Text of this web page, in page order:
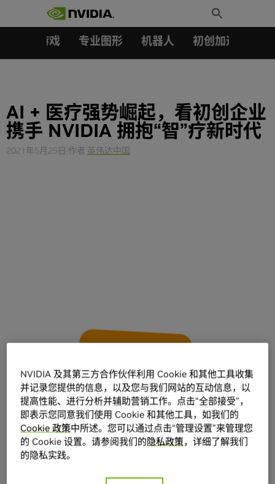
Toggle
Search
游戏 专业图形 机器人 初创加速会员成
AI + 医疗强势崛起，看初创企业
携手 NVIDIA 拥抱“智”疗新时代
2021年5月25日 作者 英伟达中国
科技的力量远不止给生活带来便利，更在于赋力人们解决宏
观问题。在能源、医疗、建筑等垂直领域，行业巨头之外，
初创企业早已成为推动行业创新发展的重要力量。GTC 初创
企业展示特辑将带您领略初创群英优秀解决方案，感受人工
NVIDIA 及其第三方合作伙伴利用 Cookie 和其他工具收集
并记录您提供的信息，以及您与我们网站的互动信息，以
提高性能、进行分析并辅助营销工作。点击“全部接受”，
即表示您同意我们使用 Cookie 和其他工具，如我们的
Cookie 政策中所述。您可以通过点击“管理设置”来管理您
的 Cookie 设置。请参阅我们的隐私政策，详细了解我们
的隐私实践。